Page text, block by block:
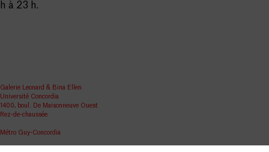
h à 23 h.
Galerie Leonard & Bina Ellen
Université Concordia
1400, boul. De Maisonneuve Ouest
Rez-de-chaussée
Métro Guy-Concordia